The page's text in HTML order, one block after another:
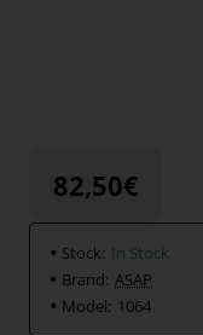
82,50€
Stock: In Stock
Brand: ASAP
Model: 1064